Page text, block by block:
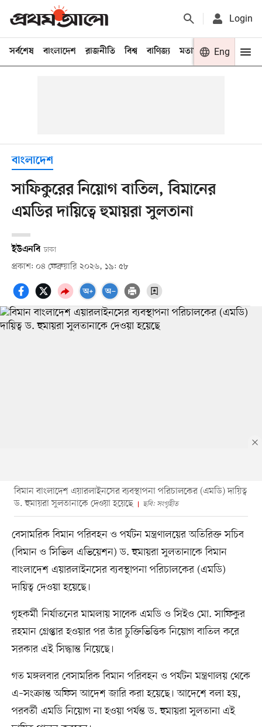
Login
সর্বশেষ বাংলাদেশ রাজনীতি বিশ্ব বাণিজ্য মতামত খেলা
Eng
বাংলাদেশ
সাফিকুরের নিয়োগ বাতিল, বিমানের
এমডির দায়িত্বে হুমায়রা সুলতানা
ইউএনবি ঢাকা
প্রকাশ: ০৪ ফেব্রুয়ারি ২০২৬, ১৯: ৫৮
বিমান বাংলাদেশ এয়ারলাইনসের ব্যবস্থাপনা পরিচালকের (এমডি) দায়িত্ব
ড. হুমায়রা সুলতানাকে দেওয়া হয়েছে
ছবি: সংগৃহীত
বেসামরিক বিমান পরিবহন ও পর্যটন মন্ত্রণালয়ের অতিরিক্ত সচিব
(বিমান ও সিভিল এভিয়েশন) ড. হুমায়রা সুলতানাকে বিমান
বাংলাদেশ এয়ারলাইনসের ব্যবস্থাপনা পরিচালকের (এমডি)
দায়িত্ব দেওয়া হয়েছে।
গৃহকর্মী নির্যাতনের মামলায় সাবেক এমডি ও সিইও মো. সাফিকুর
রহমান গ্রেপ্তার হওয়ার পর তাঁর চুক্তিভিত্তিক নিয়োগ বাতিল করে
সরকার এই সিদ্ধান্ত নিয়েছে।
গত মঙ্গলবার বেসামরিক বিমান পরিবহন ও পর্যটন মন্ত্রণালয় থেকে
এ–সংক্রান্ত অফিস আদেশ জারি করা হয়েছে। আদেশে বলা হয়,
পরবর্তী এমডি নিয়োগ না হওয়া পর্যন্ত ড. হুমায়রা সুলতানা এই